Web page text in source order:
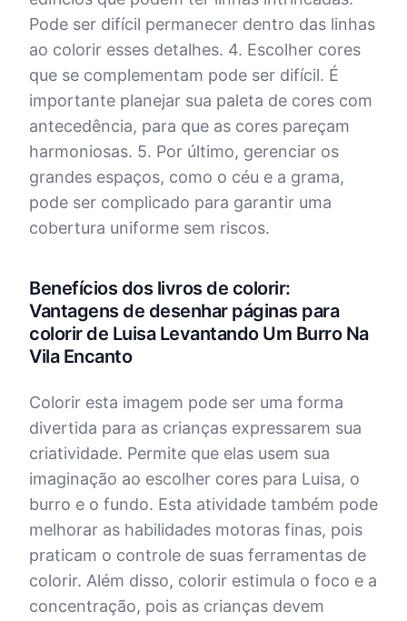
Pode ser difícil permanecer dentro das linhas
ao colorir esses detalhes. 4. Escolher cores
que se complementam pode ser difícil. É
importante planejar sua paleta de cores com
antecedência, para que as cores pareçam
harmoniosas. 5. Por último, gerenciar os
grandes espaços, como o céu e a grama,
pode ser complicado para garantir uma
cobertura uniforme sem riscos.
Benefícios dos livros de colorir:
Vantagens de desenhar páginas para
colorir de Luisa Levantando Um Burro Na
Vila Encanto
Colorir esta imagem pode ser uma forma
divertida para as crianças expressarem sua
criatividade. Permite que elas usem sua
imaginação ao escolher cores para Luisa, o
burro e o fundo. Esta atividade também pode
melhorar as habilidades motoras finas, pois
praticam o controle de suas ferramentas de
colorir. Além disso, colorir estimula o foco e a
concentração, pois as crianças devem